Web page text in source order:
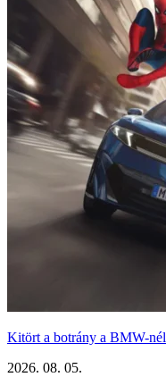
Kitört a botrány a BMW-nél
2026. 08. 05.